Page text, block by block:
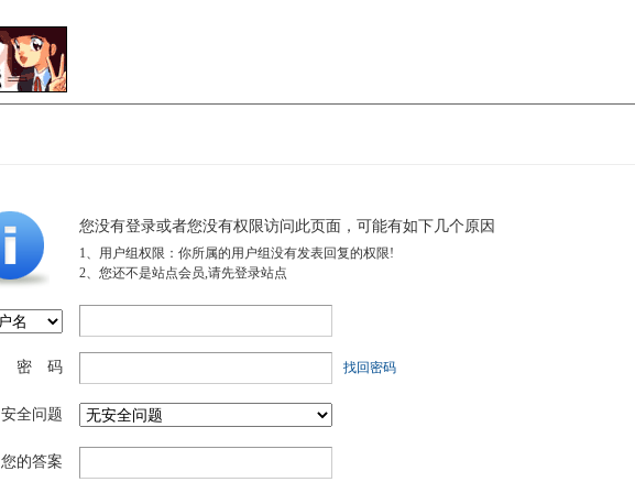
您没有登录或者您没有权限访问此页面，可能有如下几个原因
1、用户组权限：你所属的用户组没有发表回复的权限!
2、您还不是站点会员,请先登录站点
密 码 找回密码
安全问题
您的答案